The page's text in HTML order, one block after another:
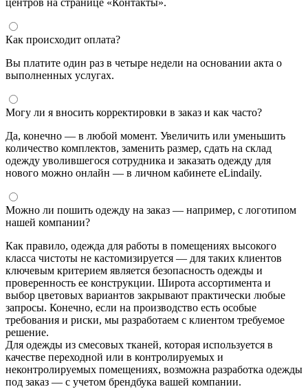
центров на странице «Контакты».
Как происходит оплата?
Вы платите один раз в четыре недели на основании акта о
выполненных услугах.
Могу ли я вносить корректировки в заказ и как часто?
Да, конечно — в любой момент. Увеличить или уменьшить
количество комплектов, заменить размер, сдать на склад
одежду уволившегося сотрудника и заказать одежду для
нового можно онлайн — в личном кабинете eLindaily.
Можно ли пошить одежду на заказ — например, с логотипом
нашей компании?
Как правило, одежда для работы в помещениях высокого
класса чистоты не кастомизируется — для таких клиентов
ключевым критерием является безопасность одежды и
проверенность ее конструкции. Широта ассортимента и
выбор цветовых вариантов закрывают практически любые
запросы. Конечно, если на производство есть особые
требования и риски, мы разработаем с клиентом требуемое
решение.
Для одежды из смесовых тканей, которая используется в
качестве переходной или в контролируемых и
неконтролируемых помещениях, возможна разработка одежды
под заказ — с учетом брендбука вашей компании.